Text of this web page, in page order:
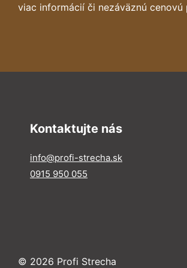
viac informácií či nezáväznú
Kontaktujte nás
info@profi-strecha.sk
0915 950 055
© 2026 Profi Strecha